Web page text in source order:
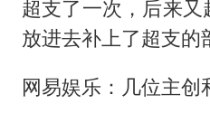
超支了一次，后来
放进去补上了超支的
网易娱乐：几位主创